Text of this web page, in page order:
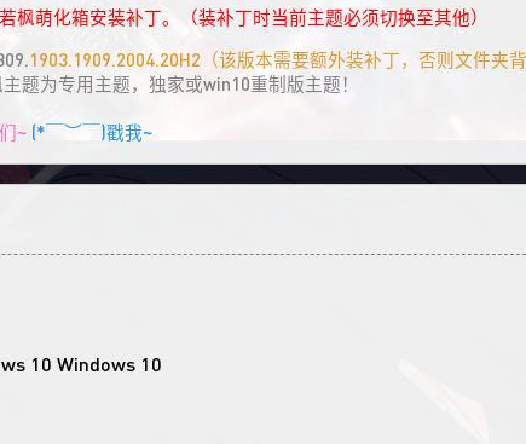
萌化箱安装补丁。（装补丁时当前主题必须切换至其他）
1903.1909.2004.20H2（该版本需要额外装补丁，否则文件夹
题为专用主题，独家或win10重制版主题！
~ (*￣︶￣)戳我~
Windows 10